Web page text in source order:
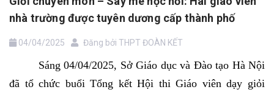
nhà trường được tuyên dương cấp thành phố
04/04/2025 Đăng bởi THPT ĐOÀN KẾT
Sáng 04/04/2025, Sở Giáo dục và Đào tạo Hà Nội
đã tổ chức buổi Tổng kết Hội thi Giáo viên dạy giỏi